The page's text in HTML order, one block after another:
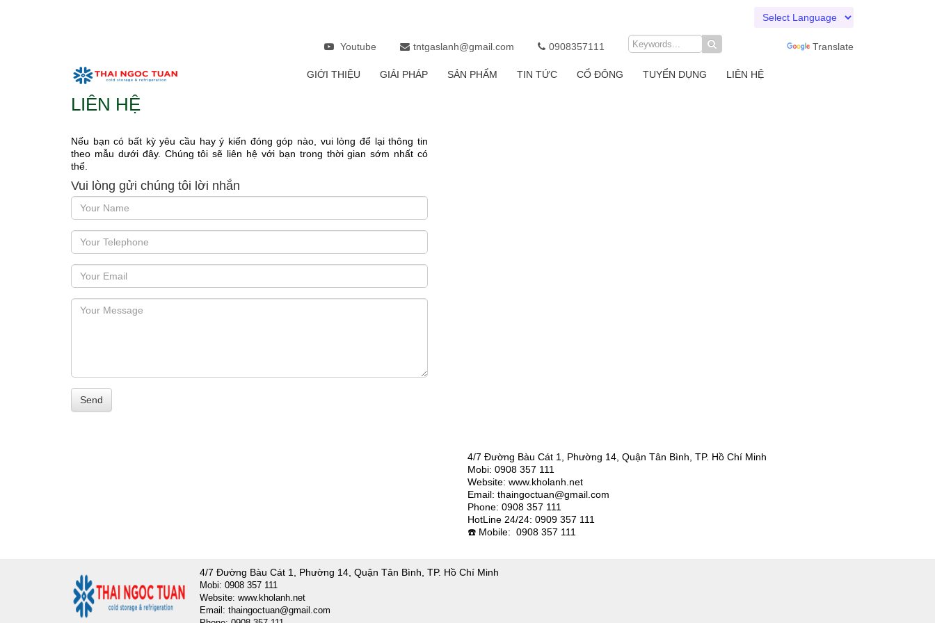
Youtube tntgaslanh@gmail.com 0908357111
Translate
GIỚI THIỆU GIẢI PHÁP SẢN PHẨM TIN TỨC CỔ ĐÔNG TUYỂN DỤNG LIÊN HỆ
LIÊN HỆ
Nếu bạn có bất kỳ yêu cầu hay ý kiến đóng góp nào, vui lòng để lại thông tin
theo mẫu dưới đây. Chúng tôi sẽ liên hệ với bạn trong thời gian sớm nhất có
thể.
Vui lòng gửi chúng tôi lời nhắn
Send
4/7 Đường Bàu Cát 1, Phường 14, Quận Tân Bình, TP. Hồ Chí Minh
Mobi: 0908 357 111
Website: www.kholanh.net
Email: thaingoctuan@gmail.com
Phone: 0908 357 111
HotLine 24/24: 0909 357 111
☎️ Mobile: 0908 357 111
4/7 Đường Bàu Cát 1, Phường 14, Quận Tân Bình, TP. Hồ Chí Minh
Mobi: 0908 357 111
Website: www.kholanh.net
Email: thaingoctuan@gmail.com